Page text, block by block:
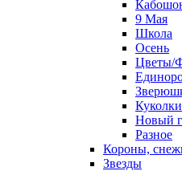
9 Мая
Школа
Осень
Цветы/
Куколки
Новый
Разное
Короны,
Звезды